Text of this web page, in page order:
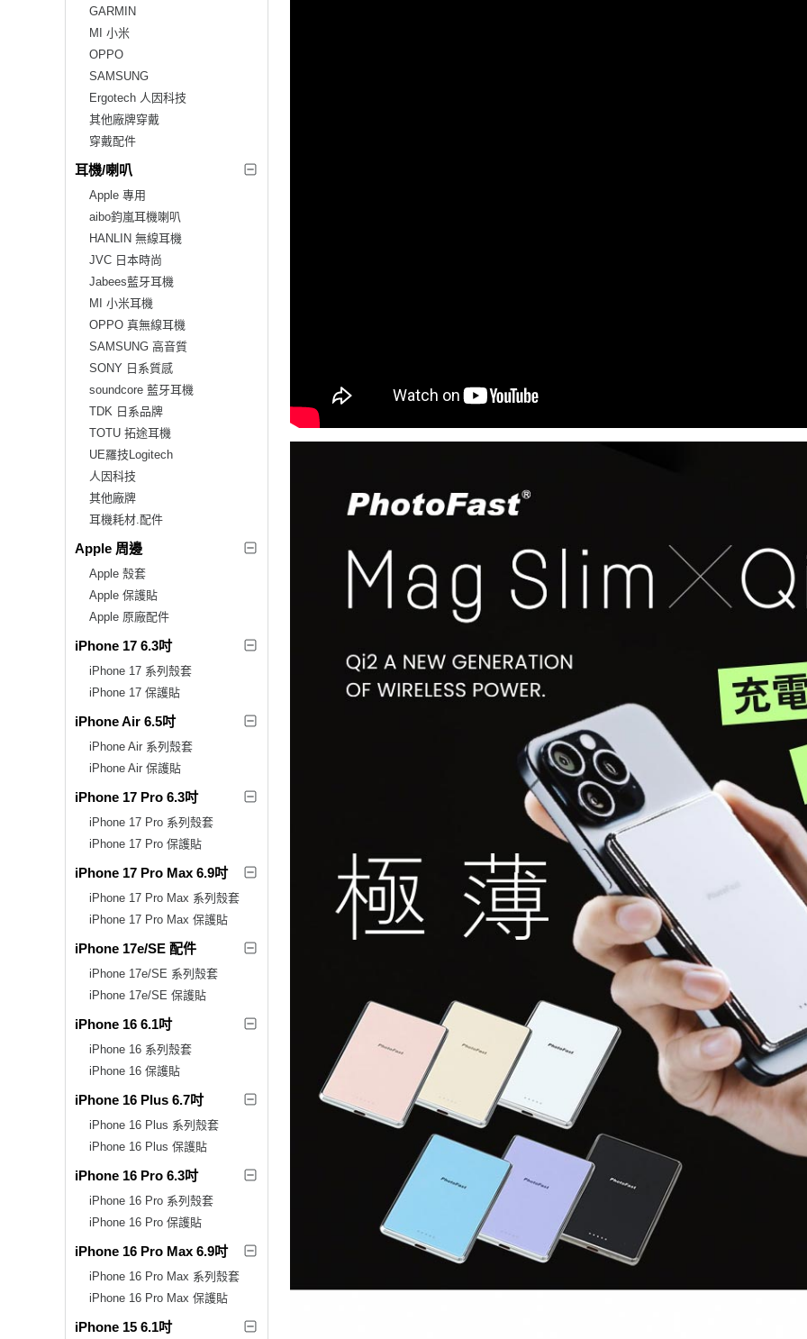
GARMIN
MI 小米
OPPO
SAMSUNG
Ergotech 人因科技
其他廠牌穿戴
穿戴配件
耳機/喇叭
Apple 專用
aibo鈞嵐耳機喇叭
HANLIN 無線耳機
JVC 日本時尚
Jabees藍牙耳機
MI 小米耳機
OPPO 真無線耳機
SAMSUNG 高音質
SONY 日系質感
soundcore 藍牙耳機
TDK 日系品牌
TOTU 拓途耳機
UE羅技Logitech
人因科技
其他廠牌
耳機耗材.配件
Apple 周邊
Apple 殼套
Apple 保護貼
Apple 原廠配件
iPhone 17 6.3吋
iPhone 17 系列殼套
iPhone 17 保護貼
iPhone Air 6.5吋
iPhone Air 系列殼套
iPhone Air 保護貼
iPhone 17 Pro 6.3吋
iPhone 17 Pro 系列殼套
iPhone 17 Pro 保護貼
iPhone 17 Pro Max 6.9吋
iPhone 17 Pro Max 系列殼套
iPhone 17 Pro Max 保護貼
iPhone 17e/SE 配件
iPhone 17e/SE 系列殼套
iPhone 17e/SE 保護貼
iPhone 16 6.1吋
iPhone 16 系列殼套
iPhone 16 保護貼
iPhone 16 Plus 6.7吋
iPhone 16 Plus 系列殼套
iPhone 16 Plus 保護貼
iPhone 16 Pro 6.3吋
iPhone 16 Pro 系列殼套
iPhone 16 Pro 保護貼
iPhone 16 Pro Max 6.9吋
iPhone 16 Pro Max 系列殼套
iPhone 16 Pro Max 保護貼
iPhone 15 6.1吋